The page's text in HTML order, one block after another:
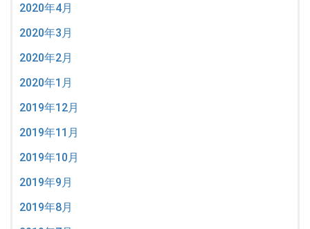
2020年4月
2020年3月
2020年2月
2020年1月
2019年12月
2019年11月
2019年10月
2019年9月
2019年8月